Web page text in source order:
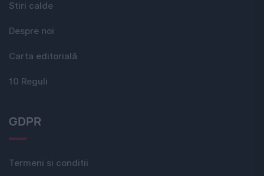
Stiri calde
Despre noi
Carta editorială
10 Reguli
GDPR
Termeni si conditii